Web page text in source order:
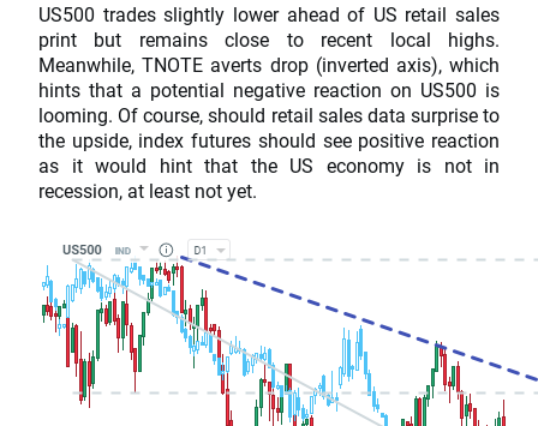
US500 trades slightly lower ahead of US retail sales
print but remains close to recent local highs.
Meanwhile, TNOTE averts drop (inverted axis), which
hints that a potential negative reaction on US500 is
looming. Of course, should retail sales data surprise to
the upside, index futures should see positive reaction
as it would hint that the US economy is not in
recession, at least not yet.